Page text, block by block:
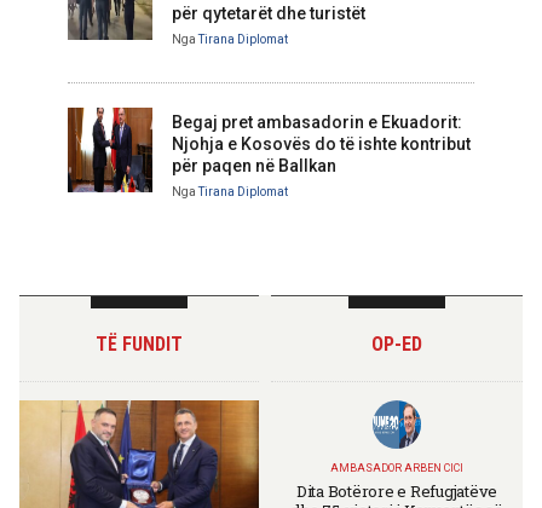
për qytetarët dhe turistët
NgaTirana Diplomat
Begaj pret ambasadorin e Ekuadorit:
Njohja e Kosovës do të ishte kontribut
për paqen në Ballkan
NgaTirana Diplomat
TË FUNDIT OP-ED
AMBASADOR ARBEN CICI
Dita Botërore e Refugjatëve